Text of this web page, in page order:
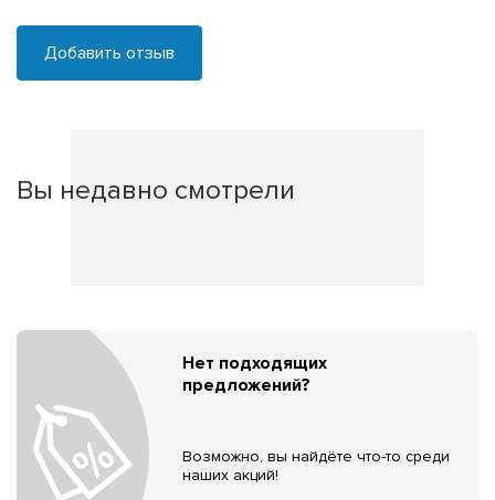
Добавить отзыв
Вы недавно смотрели
Нет подходящих
предложений?
Возможно, вы найдёте что-то среди
наших акций!